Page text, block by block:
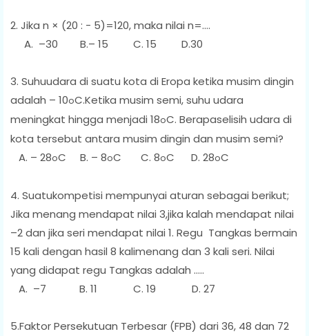
2. Jika n × (20 : - 5)=120, maka nilai n=....
A. –30 B.– 15 C. 15 D.30
3. Suhuudara di suatu kota di Eropa ketika musim dingin
adalah – 10oC.Ketika musim semi, suhu udara
meningkat hingga menjadi 18oC. Berapaselisih udara di
kota tersebut antara musim dingin dan musim semi?
A. – 28oC B. – 8oC C. 8oC D. 28oC
4. Suatukompetisi mempunyai aturan sebagai berikut;
Jika menang mendapat nilai 3,jika kalah mendapat nilai
–2 dan jika seri mendapat nilai 1. Regu Tangkas bermain
15 kali dengan hasil 8 kalimenang dan 3 kali seri. Nilai
yang didapat regu Tangkas adalah …..
A. –7 B. 11 C. 19 D. 27
5.Faktor Persekutuan Terbesar (FPB) dari 36, 48 dan 72